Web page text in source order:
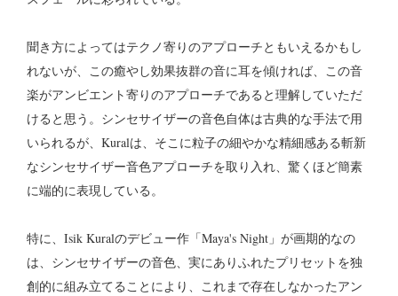
聞き方によってはテクノ寄りのアプローチともいえるかもし
れないが、この癒やし効果抜群の音に耳を傾ければ、この音
楽がアンビエント寄りのアプローチであると理解していただ
けると思う。シンセサイザーの音色自体は古典的な手法で用
いられるが、Kuralは、そこに粒子の細やかな精細感ある斬新
なシンセサイザー音色アプローチを取り入れ、驚くほど簡素
に端的に表現している。
特に、Isik Kuralのデビュー作「Maya's Night」が画期的なの
は、シンセサイザーの音色、実にありふれたプリセットを独
創的に組み立てることにより、これまで存在しなかったアン